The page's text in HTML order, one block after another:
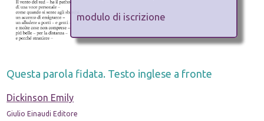
Questa parola fidata. Testo inglese a fronte
Dickinson Emily
Giulio Einaudi Editore
modulo di iscrizione